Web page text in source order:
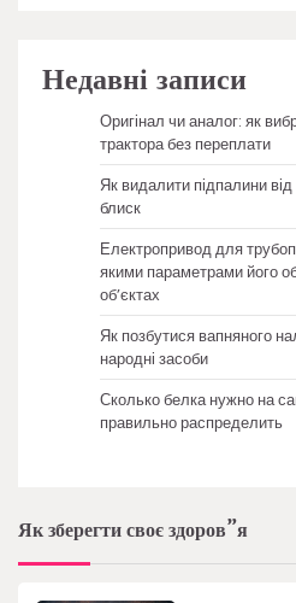
Недавні записи
Оригінал чи аналог: як
трактора без переплати
Як видалити підпалини
блиск
Електропривод для
якими параметрами його
об’єктах
Як позбутися вапняного
народні засоби
Сколько белка нужно на
правильно распределить
Як зберегти своє здоров”я